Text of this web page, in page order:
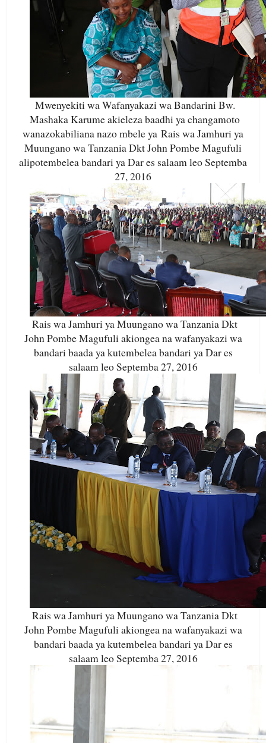
Mwenyekiti wa Wafanyakazi wa Bandarini Bw.
Mashaka Karume akieleza baadhi ya changamoto
wanazokabiliana nazo mbele ya Rais wa Jamhuri ya
Muungano wa Tanzania Dkt John Pombe Magufuli
alipotembelea bandari ya Dar es salaam leo Septemba
27, 2016
Rais wa Jamhuri ya Muungano wa Tanzania Dkt
John Pombe Magufuli akiongea na wafanyakazi wa
bandari baada ya kutembelea bandari ya Dar es
salaam leo Septemba 27, 2016
Rais wa Jamhuri ya Muungano wa Tanzania Dkt
John Pombe Magufuli akiongea na wafanyakazi wa
bandari baada ya kutembelea bandari ya Dar es
salaam leo Septemba 27, 2016